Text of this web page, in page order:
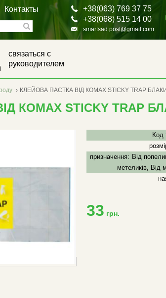
Контакты
+38(063) 769 37 75
+38(068) 515 14 00
smartsad.post@gmail.com
связаться с
руководителем
› КЛЕЙОВА ПАСТКА ВІД КОМАХ STICKY TRAP
КОМАХ STICKY TRAP
Код
призначення: Від
метеликів, Від
33 грн.